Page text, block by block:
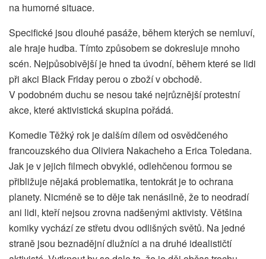
na humorné situace.
Specifické jsou dlouhé pasáže, během kterých se nemluví,
ale hraje hudba. Tímto způsobem se dokresluje mnoho
scén. Nejpůsobivější je hned ta úvodní, během které se lidi
při akci Black Friday perou o zboží v obchodě.
V podobném duchu se nesou také nejrůznější protestní
akce, které aktivistická skupina pořádá.
Komedie Těžký rok je dalším dílem od osvědčeného
francouzského dua Oliviera Nakacheho a Erica Toledana.
Jak je v jejich filmech obvyklé, odlehčenou formou se
přibližuje nějaká problematika, tentokrát je to ochrana
planety. Nicméně se to děje tak nenásilně, že to neodradí
ani lidi, kteří nejsou zrovna nadšenými aktivisty. Většina
komiky vychází ze střetu dvou odlišných světů. Na jedné
straně jsou beznadějní dlužníci a na druhé idealističtí